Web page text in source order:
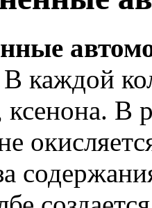
каждой
ксенона. В